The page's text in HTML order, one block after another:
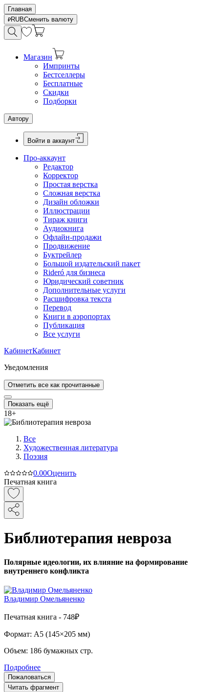
Главная
RUBСменить валюту
Магазин
Импринты
Бестселлеры
Бесплатные
Скидки
Подборки
Автору
Войти в аккаунт
Про-аккаунт
Редактор
Корректор
Простая верстка
Сложная верстка
Дизайн обложки
Иллюстрации
Тираж книги
Аудиокнига
Офлайн-продажи
Продвижение
Буктрейлер
Большой издательский пакет
Rideró для бизнеса
Юридический советник
Дополнительные услуги
Расшифровка текста
Перевод
Книги в аэропортах
Публикация
Все услуги
КабинетКабинет
Уведомления
Отметить все как прочитанные
Показать ещё
18+
Все
Художественная литература
Поэзия
0.00Оценить
Печатная книга
Библиотерапия невроза
Полярные идеологии, их влияние на формирование
внутреннего конфликта
Владимир Омельяненко
Печатная книга - 748₽
Формат: A5 (145×205 мм)
Объем: 186 бумажных стр.
Подробнее
Пожаловаться
Читать фрагмент